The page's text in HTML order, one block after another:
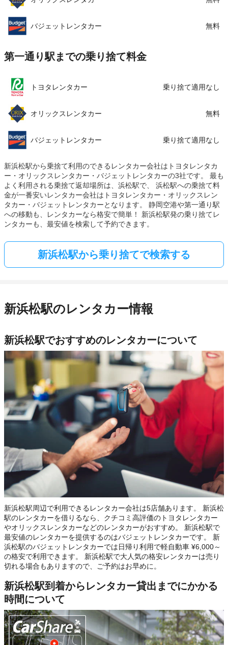
バジェットレンタカー 無料
第一通り駅までの乗り捨て料金
トヨタレンタカー 乗り捨て適用なし
オリックスレンタカー 無料
バジェットレンタカー 乗り捨て適用なし
新浜松駅から乗捨て利用のできるレンタカー会社はトヨタレンタカ
ー・オリックスレンタカー・バジェットレンタカーの3社です。 最も
よく利用される乗捨て返却場所は、浜松駅で、 浜松駅への乗捨て料
金が一番安いレンタカー会社はトヨタレンタカー・オリックスレン
タカー・バジェットレンタカーとなります。 静岡空港や第一通り駅
への移動も、レンタカーなら格安で簡単！ 新浜松駅発の乗り捨てレ
ンタカーも、最安値を検索して予約できます。
新浜松駅から乗り捨てで検索する
新浜松駅のレンタカー情報
新浜松駅でおすすめのレンタカーについて
新浜松駅周辺で利用できるレンタカー会社は5店舗あります。 新浜松
駅のレンタカーを借りるなら、クチコミ高評価のトヨタレンタカー
やオリックスレンタカーなどのレンタカーがおすすめ。 新浜松駅で
最安値のレンタカーを提供するのはバジェットレンタカーです。 新
浜松駅のバジェットレンタカーでは日帰り利用で軽自動車 ¥6,000～
の格安で利用できます。 新浜松駅で大人気の格安レンタカーは売り
切れる場合もありますので、ご予約はお早めに。
新浜松駅到着からレンタカー貸出までにかかる
時間について